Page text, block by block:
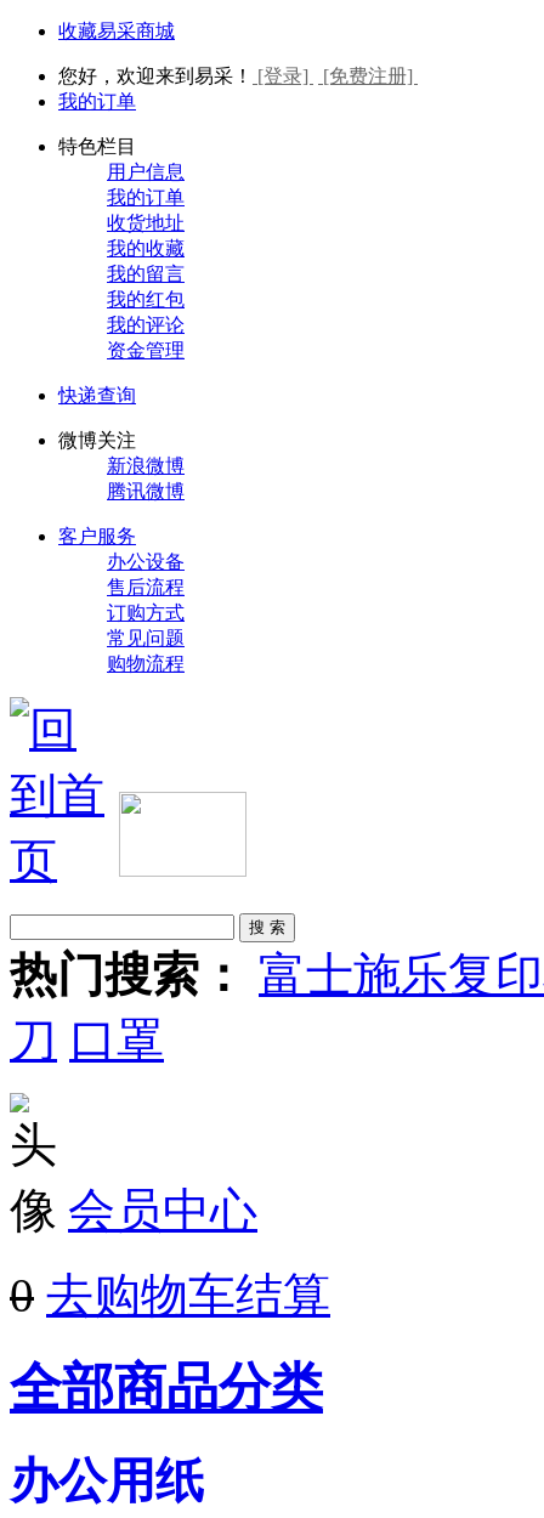
收藏易采商城
您好，欢迎来到易采！ [登录]
[免费注册]
我的订单
特色栏目
用户信息
我的订单
收货地址
我的收藏
我的留言
我的红包
我的评论
资金管理
快递查询
微博关注
新浪微博
腾讯微博
客户服务
办公设备
售后流程
订购方式
常见问题
购物流程
热门搜索：
富士施乐复
刀 口罩
会员中心
0 去购物车结算
全部商品分类
办公用纸